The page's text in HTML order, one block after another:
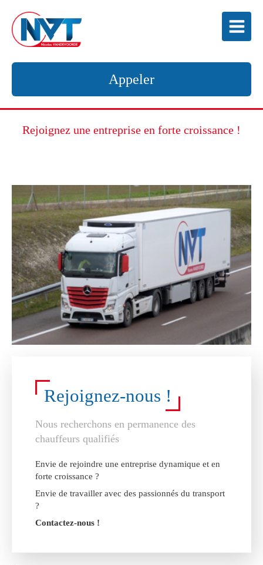
Appeler
Rejoignez une entreprise en forte croissance !
Rejoignez-nous !
Nous recherchons en permanence des
chauffeurs qualifiés
Envie de rejoindre une entreprise dynamique et en
forte croissance ?
Envie de travailler avec des passionnés du transport
?
Contactez-nous !